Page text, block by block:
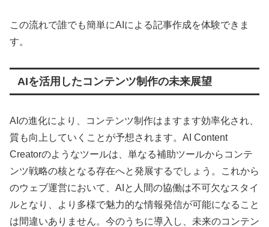
この流れで誰でも簡単にAIによる記事作成を体験できま
す。
AIを活用したコンテンツ制作の未来展望
AIの進化により、コンテンツ制作はますます効率化され、
質も向上していくことが予想されます。AI Content
Creatorのようなツールは、単なる補助ツールからコンテ
ンツ戦略の核となる存在へと発展するでしょう。これから
のウェブ運営において、AIと人間の協働は不可欠なスタイ
ルとなり、より多様で魅力的な情報発信が可能になること
は間違いありません。今のうちに導入し、未来のコンテン